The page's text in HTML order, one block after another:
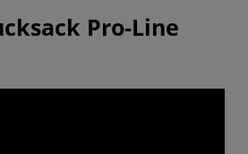
Pro-Line